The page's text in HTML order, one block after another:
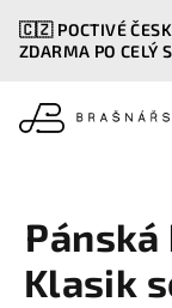
obsah
🇨🇿 POCTIVÉ
ZDARMA PO CELÝ
Klasik